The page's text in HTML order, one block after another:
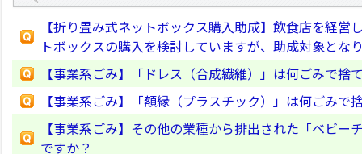
【折り畳み式ネットボックス購入助成】飲食店を経
トボックスの購入を検討していますが、助成対象とな
【事業系ごみ】「ドレス（合成繊維）」は何ごみで捨
【事業系ごみ】「額縁（プラスチック）」は何ごみで
【事業系ごみ】その他の業種から排出された「ベビ
ですか？